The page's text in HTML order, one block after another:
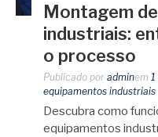
Montagem
industriais:
o processo
Publicado por adminem
equipamentos industriais
Descubra como
equipamentos